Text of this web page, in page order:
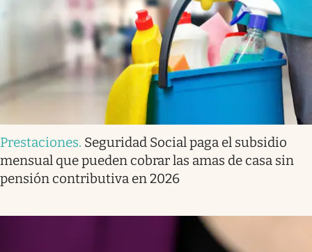
Prestaciones. Seguridad Social paga el subsidio
mensual que pueden cobrar las amas de casa sin
pensión contributiva en 2026